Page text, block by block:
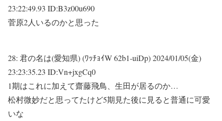
23:22:49.93 ID:B3z00u690
菅原2人いるのかと思った
28: 君の名は(愛知県) (ﾜｯﾁｮｲW 62b1-uiDp)2024/01/05(金)
23:23:35.23 ID:Vn+jxgCq0
1期はこれに加えて齋藤飛鳥、生田が居るのか…
松村微妙だと思ってたけど5期見た後に見ると普通に可愛
いな